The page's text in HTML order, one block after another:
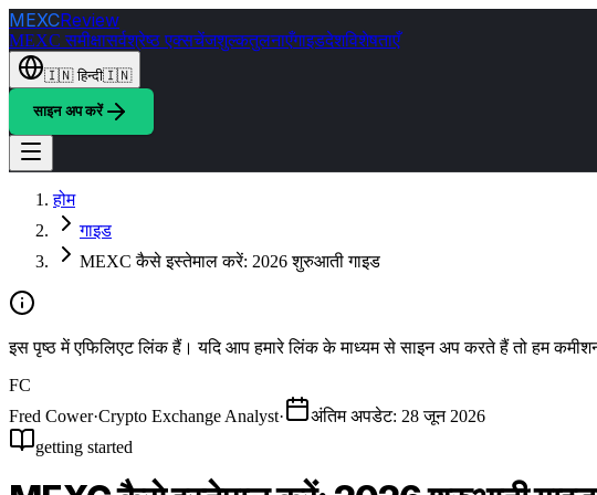
MEXCReview
MEXC समीक्षासर्वश्रेष्ठ एक्सचेंजशुल्कतुलनाएँगाइडदेशविशेषताएँ
🇮🇳 हिन्दी🇮🇳
साइन अप करें
होम
गाइड
MEXC कैसे इस्तेमाल करें: 2026 शुरुआती गाइड
इस पृष्ठ में एफिलिएट लिंक हैं। यदि आप हमारे लिंक के माध्यम से साइन अप करते हैं तो हम
FC
Fred Cower·Crypto Exchange Analyst· अंतिम अपडेट: 28 जून 2026
getting started